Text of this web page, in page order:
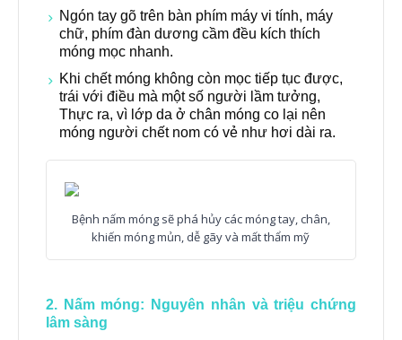
Ngón tay gõ trên bàn phím máy vi tính, máy
chữ, phím đàn dương cầm đều kích thích
móng mọc nhanh.
Khi chết móng không còn mọc tiếp tục được,
trái với điều mà một số người lầm tưởng,
Thực ra, vì lớp da ở chân móng co lại nên
móng người chết nom có vẻ như hơi dài ra.
Bệnh nấm móng sẽ phá hủy các móng tay, chân,
khiến móng mủn, dễ gãy và mất thẩm mỹ
2. Nấm móng: Nguyên nhân và triệu chứng
lâm sàng